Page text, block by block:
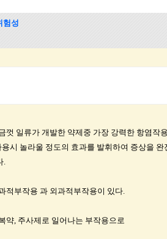
험성
껏 일류가 개발한 약제중 가장 강력한 항염
시 놀라울 정도의 효과를 발휘하여 증상을
.
적부작용 과 외과적부작용이 있다.
약, 주사제로 일어나는 부작용으로